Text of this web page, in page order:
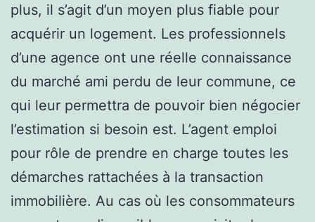
plus, il s’agit d’un moyen plus fiable pour
acquérir un logement. Les professionnels
d’une agence ont une réelle connaissance
du marché ami perdu de leur commune, ce
qui leur permettra de pouvoir bien négocier
l’estimation si besoin est. L’agent emploi
pour rôle de prendre en charge toutes les
démarches rattachées à la transaction
immobilière. Au cas où les consommateurs